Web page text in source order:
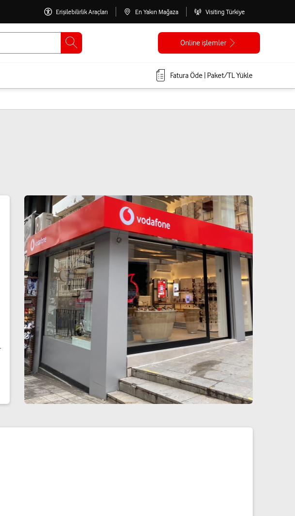
Erişilebilirlik Araçları En Yakın Mağaza Visiting Türkiye
Online işlemler
Fatura Öde | Paket/TL Yükle